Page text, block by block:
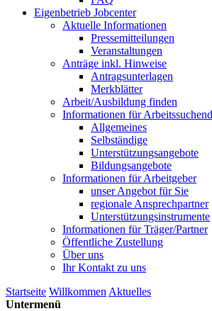
Eigenbetrieb Jobcenter
Aktuelle Informationen
Pressemitteilungen
Veranstaltungen
Anträge inkl. Hinweise
Antragsunterlagen
Merkblätter
Arbeit/Ausbildung finden
Informationen für
Allgemeines
Selbständige
Unterstützungs­angebote
Bildungsangebote
Informationen für Arbeitgeber
unser Angebot für Sie
regionale Ansprechpartner
Unterstützungs­instrumente
Informationen für Träger/Partner
Öffentliche Zustellung
Über uns
Ihr Kontakt zu uns
Startseite Willkommen Aktuelles
Untermenü